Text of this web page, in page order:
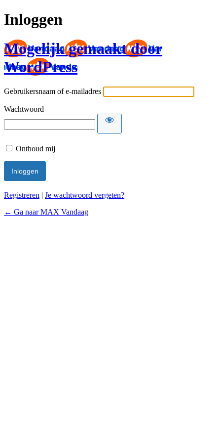
Inloggen
Mogelijk gemaakt door
WordPress
Gebruikersnaam of e-mailadres
Wachtwoord
Onthoud mij
Registreren | Je wachtwoord vergeten?
← Ga naar MAX Vandaag